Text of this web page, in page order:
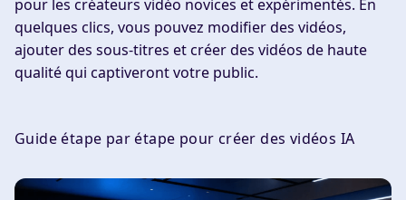
pour les créateurs vidéo novices et expérimentés. En
quelques clics, vous pouvez modifier des vidéos,
ajouter des sous-titres et créer des vidéos de haute
qualité qui captiveront votre public.
Guide étape par étape pour créer des vidéos IA